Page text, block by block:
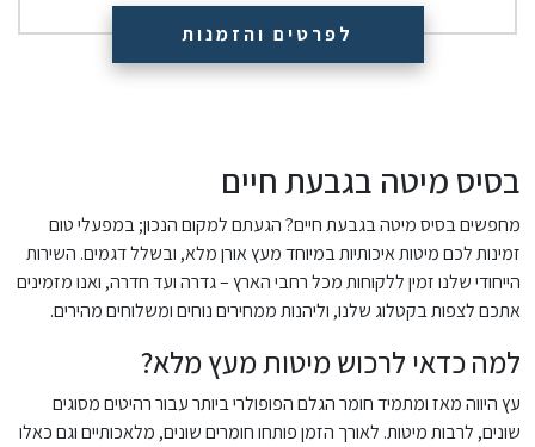
לפרטים והזמנות
בסיס מיטה בגבעת חיים
מחפשים בסיס מיטה בגבעת חיים? הגעתם למקום הנכון; במפעלי טום
זמינות לכם מיטות איכותיות במיוחד מעץ אורן מלא, ובשלל דגמים. השירות
הייחודי שלנו זמין ללקוחות מכל רחבי הארץ – גדרה ועד חדרה, ואנו מזמינים
אתכם לצפות בקטלוג שלנו, וליהנות ממחירים נוחים ומשלוחים מהירים.
למה כדאי לרכוש מיטות מעץ מלא?
עץ היווה מאז ומתמיד חומר הגלם הפופולרי ביותר עבור רהיטים מסוגים
שונים, לרבות מיטות. לאורך הזמן פותחו חומרים שונים, מלאכותיים וגם כאלו